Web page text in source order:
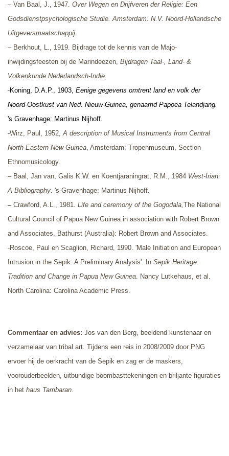
– Van Baal, J., 1947. Over Wegen en Drijfveren der Religie: Een
Godsdienstpsychologische Studie. Amsterdam: N.V. Noord-Hollandsche
Uitgeversmaatschappij.
– Berkhout, L., 1919. Bijdrage tot de kennis van de Majo-
inwijdingsfeesten bij de Marindeezen, Bijdragen Taal-, Land- &
Volkenkunde Nederlandsch-Indië.
-Koning, D.A.P., 1903, Eenige gegevens omtrent land en volk der
Noord-Oostkust van Ned. Nieuw-Guinea, genaamd Papoea Telandjang.
's Gravenhage: Martinus Nijhoff.
-Wirz, Paul, 1952,A description of Musical Instruments from Central
North Eastern New Guinea, Amsterdam: Tropenmuseum, Section
Ethnomusicology.
– Baal, Jan van, Galis K.W. en Koentjaraningrat, R.M., 1984 West-Irian:
A Bibliography. 's-Gravenhage: Martinus Nijhoff.
– Crawford, A.L., 1981. Life and ceremony of the Gogodala,The National
Cultural Council of Papua New Guinea in association with Robert Brown
and Associates, Bathurst (Australia): Robert Brown and Associates.
-Roscoe, Paul en Scaglion, Richard, 1990. 'Male Initiation and European
Intrusion in the Sepik: A Preliminary Analysis'. In Sepik Heritage:
Tradition and Change in Papua New Guinea. Nancy Lutkehaus, et al.
North Carolina: Carolina Academic Press.
Commentaar en advies: Jos van den Berg, beeldend kunstenaar en
verzamelaar van tribal art. Tijdens een reis in 2008/2009 door PNG
ervoer hij de oerkracht van de Sepik en zag er de maskers,
voorouderbeelden, uitbundige boombasttekeningen en briljante figuraties
in het haus Tambaran.